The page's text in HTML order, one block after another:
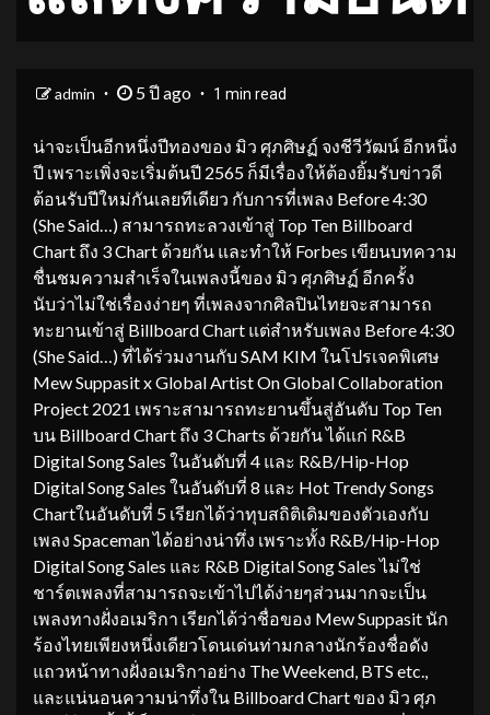
admin 5 ปี ago 1 min read
น่าจะเป็นอีกหนึ่งปีทองของ มิว ศุภศิษฏ์ จงชีวีวัฒน์ อีกหนึ่ง
ปี เพราะเพิ่งจะเริ่มต้นปี 2565 ก็มีเรื่องให้ต้องยิ้มรับข่าวดี
ต้อนรับปีใหม่กันเลยทีเดียว กับการที่เพลง Before 4:30
(She Said…) สามารถทะลวงเข้าสู่ Top Ten Billboard
Chart ถึง 3 Chart ด้วยกัน และทำให้ Forbes เขียนบทความ
ชื่นชมความสำเร็จในเพลงนี้ของ มิว ศุภศิษฏ์ อีกครั้ง
นับว่าไม่ใช่เรื่องง่ายๆ ที่เพลงจากศิลปินไทยจะสามารถ
ทะยานเข้าสู่ Billboard Chart แต่สำหรับเพลง Before 4:30
(She Said…) ที่ได้ร่วมงานกับ SAM KIM ในโปรเจคพิเศษ
Mew Suppasit x Global Artist On Global Collaboration
Project 2021 เพราะสามารถทะยานขึ้นสู่อันดับ Top Ten
บน Billboard Chart ถึง 3 Charts ด้วยกัน ได้แก่ R&B
Digital Song Sales ในอันดับที่ 4 และ R&B/Hip-Hop
Digital Song Sales ในอันดับที่ 8 และ Hot Trendy Songs
Chartในอันดับที่ 5 เรียกได้ว่าทุบสถิติเดิมของตัวเองกับ
เพลง Spaceman ได้อย่างน่าทึ่ง เพราะทั้ง R&B/Hip-Hop
Digital Song Sales และ R&B Digital Song Sales ไม่ใช่
ชาร์ตเพลงที่สามารถจะเข้าไปได้ง่ายๆส่วนมากจะเป็น
เพลงทางฝั่งอเมริกา เรียกได้ว่าชื่อของ Mew Suppasit นัก
ร้องไทยเพียงหนึ่งเดียวโดนเด่นท่ามกลางนักร้องชื่อดัง
แถวหน้าทางฝั่งอเมริกาอย่าง The Weekend, BTS etc.,
และแน่นอนความน่าทึ่งใน Billboard Chart ของ มิว ศุภ